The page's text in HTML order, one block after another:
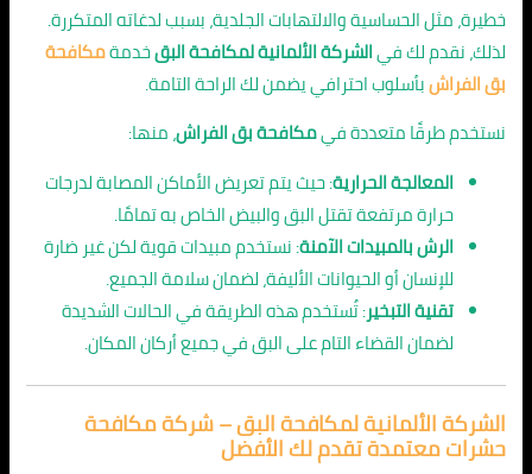
خطيرة، مثل الحساسية والالتهابات الجلدية، بسبب لدغاته المتكررة.
لذلك، نقدم لك فيالشركة الألمانية لمكافحة البقخدمةمكافحة
بق الفراشبأسلوب احترافي يضمن لك الراحة التامة.
نستخدم طرقًا متعددة فيمكافحة بق الفراش، منها:
المعالجة الحرارية: حيث يتم تعريض الأماكن المصابة لدرجات
حرارة مرتفعة تقتل البق والبيض الخاص به تمامًا.
الرش بالمبيدات الآمنة: نستخدم مبيدات قوية لكن غير ضارة
للإنسان أو الحيوانات الأليفة، لضمان سلامة الجميع.
تقنية التبخير: تُستخدم هذه الطريقة في الحالات الشديدة
لضمان القضاء التام على البق في جميع أركان المكان.
الشركة الألمانية لمكافحة البق – شركة مكافحة
حشرات معتمدة تقدم لك الأفضل